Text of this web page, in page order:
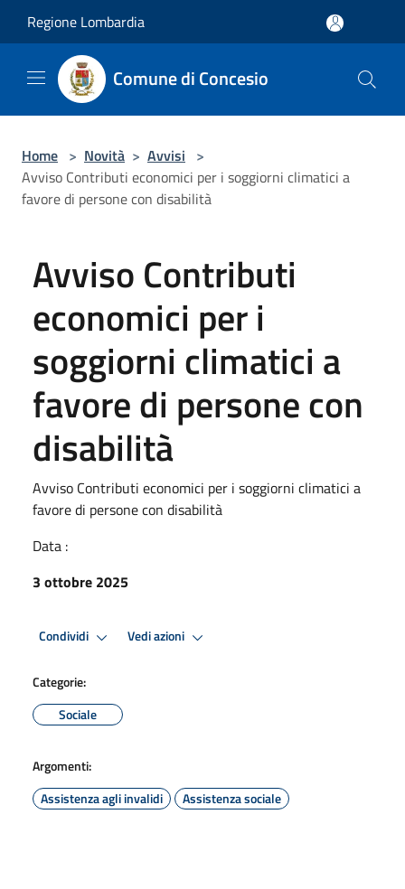
Regione Lombardia
Comune di Concesio
Home > Novità > Avvisi >
Avviso Contributi economici per i soggiorni climatici a
favore di persone con disabilità
Avviso Contributi
economici per i
soggiorni climatici a
favore di persone con
disabilità
Avviso Contributi economici per i soggiorni climatici a
favore di persone con disabilità
Data :
3 ottobre 2025
Condividi Vedi azioni
Categorie:
Sociale
Argomenti:
Assistenza agli invalidi
Assistenza sociale